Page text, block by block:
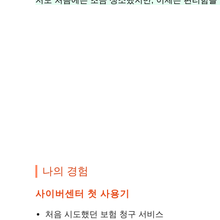
나의 경험
사이버센터 첫 사용기
처음 시도했던 보험 청구 서비스